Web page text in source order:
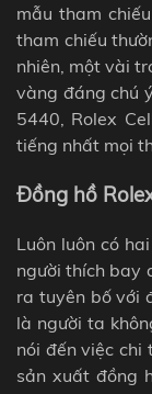
mẫu tham
tham chiếu
nhiên, một vài
vàng đáng chú
5440, Rolex
tiếng nhất mọi
Đồng hồ
Luôn luôn có
người thích bay
ra tuyên bố với
là người ta
nói đến việc chi
sản xuất đồng